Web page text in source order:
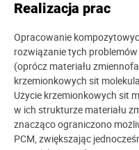
Realizacja prac
Opracowanie
rozwiązanie tych
(oprócz materiału
krzemionkowych sit
Użycie krzemionkowych sit
w ich strukturze materiału
znacząco ograniczono
PCM, zwiększając